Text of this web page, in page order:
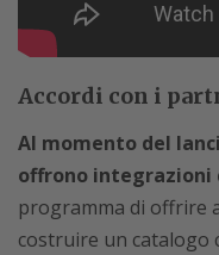
Accordi con i
Al momento del
offrono integrazioni
programma di offrire
costruire un catalogo